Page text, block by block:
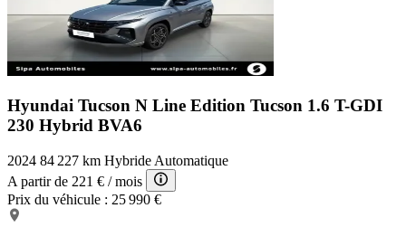
Hyundai Tucson N Line Edition Tucson 1.6 T-GDI
230 Hybrid BVA6
2024 84 227 km Hybride Automatique
A partir de 221 € / mois
Prix du véhicule : 25 990 €